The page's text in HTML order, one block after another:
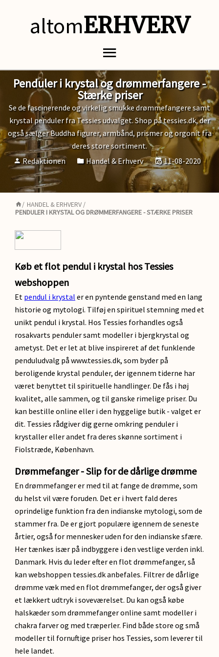
altomERHVERV
Penduler i krystal og drømmerfangere -
Stærke priser
Se de fascinerende og virkelig smukke drømmefangere samt
krystal penduler fra Tessies udvalget. Shop på tessies.dk, der
også sælger Buddha figurer, armbånd, prismer og orgonit fra
deres store sortiment.
Redaktionen
Handel & Erhverv 11-08-2020
/ HANDEL & ERHVERV /
PENDULER I KRYSTAL OG DRØMMERFANGERE - STÆRKE PRISER
Køb et flot pendul i krystal hos Tessies
webshoppen
Et pendul i krystal er en pyntende genstand med en lang
historie og mytologi. Tilføj en spirituel stemning med et
unikt pendul i krystal. Hos Tessies forhandles også
rosakvarts penduler samt modeller i bjergkrystal og
ametyst. Det er let at blive inspireret af det funklende
penduludvalg på www.tessies.dk, som byder på
beroligende krystal penduler, der igennem tiderne har
været benyttet til spirituelle handlinger. De fås i høj
kvalitet, alle sammen, og til ganske rimelige priser. Du
kan bestille online eller i den hyggelige butik - valget er
dit. Tessies rådgiver dig gerne omkring penduler i
krystaller eller andet fra deres skønne sortiment i
Fiolstræde, København.
Drømmefanger - Slip for de dårlige drømme
En drømmefanger er med til at fange de drømme, som
du helst vil være foruden. Det er i hvert fald deres
oprindelige funktion fra den indianske mytologi, som de
stammer fra. De er gjort populære igennem de seneste
årtier, også for mennesker uden for den indianske sfære.
Her tænkes især på indbyggere i den vestlige verden inkl.
Danmark. Hvis du leder efter en flot drømmefanger, så
kan webshoppen tessies.dk anbefales. Filtrer de dårlige
drømme væk med en flot drømmefanger, der også giver
et lækkert udtryk i soveværelset. Du kan også købe
halskæder som drømmefanger online samt modeller i
chakra farver og med træperler. Find både store og små
modeller til fornuftige priser hos Tessies, som leverer til
hele landet.